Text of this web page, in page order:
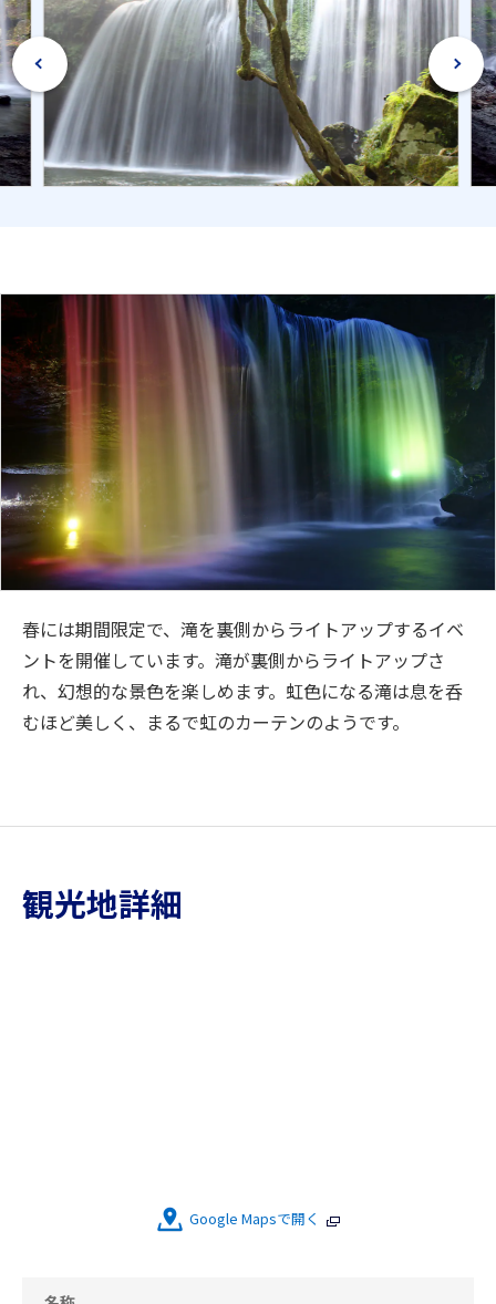
春には期間限定で、滝を裏側からライトアップするイベ
ントを開催しています。滝が裏側からライトアップさ
れ、幻想的な景色を楽しめます。虹色になる滝は息を呑
むほど美しく、まるで虹のカーテンのようです。
観光地詳細
Google Mapsで開く